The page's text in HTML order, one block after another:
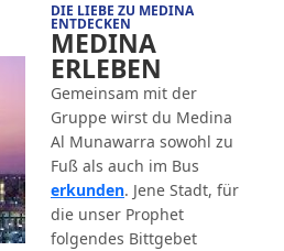
DIE LIEBE ZU MEDINA
ENTDECKEN
MEDINA
ERLEBEN
Gemeinsam mit der
Gruppe wirst du Medina
Al Munawarra sowohl zu
Fuß als auch im Bus
erkunden. Jene Stadt, für
die unser Prophet
folgendes Bittgebet